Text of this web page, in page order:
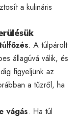
a kulináris
. A túlpárolt
állagúvá válik, és
figyeljünk az
a tűzről, ha
vágás. Ha túl